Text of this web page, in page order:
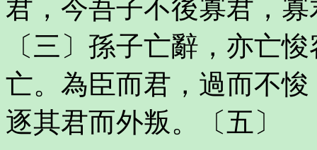
君，今吾子不後寡君，
〔三〕孫子亡辭，亦亡
亡。為臣而君，過而不
逐其君而外叛。〔五〕